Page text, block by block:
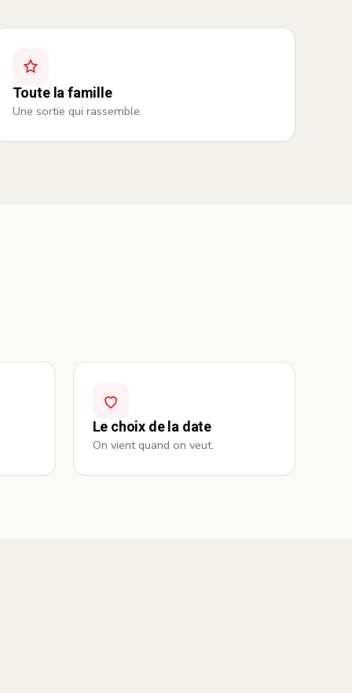
Toute la famille
Une sortie qui rassemble.
Le choix de la date
On vient quand on veut.